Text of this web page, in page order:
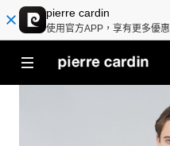
pierre cardin
使用官方APP，享有更多優惠